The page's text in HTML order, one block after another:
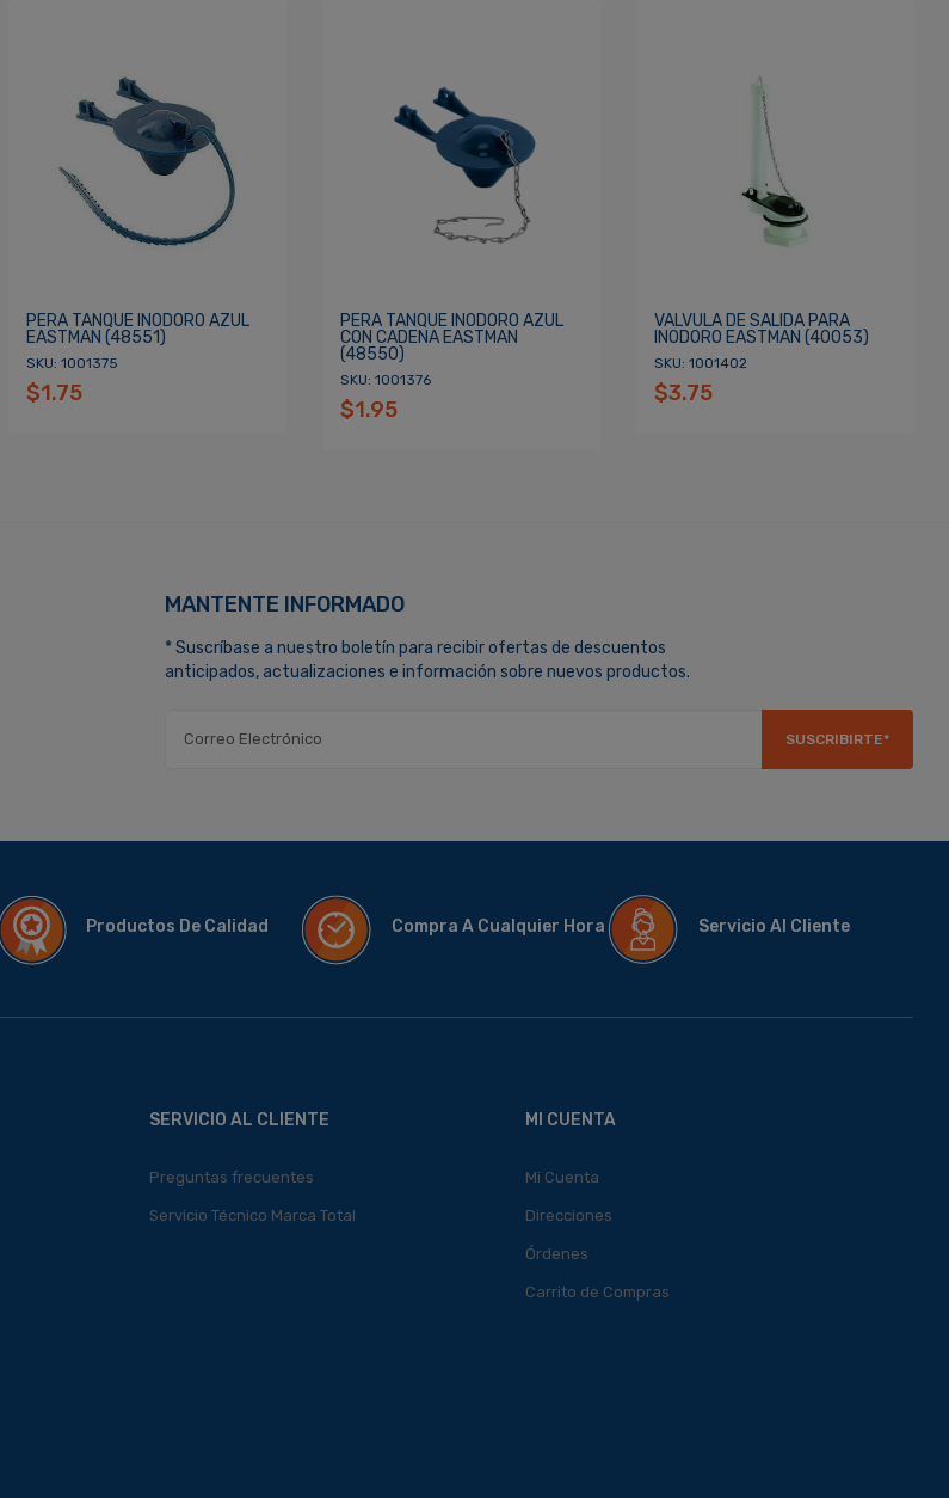
PERA TANQUE INODORO AZUL
EASTMAN (48551)
SKU: 1001375
$1.75
PERA TANQUE INODORO AZUL
CON CADENA EASTMAN
(48550)
SKU: 1001376
$1.95
VALVULA DE SALIDA PARA
INODORO EASTMAN (40053)
SKU: 1001402
$3.75
MANTENTE INFORMADO
* Suscríbase a nuestro boletín para recibir ofertas de descuentos
anticipados, actualizaciones e información sobre nuevos productos.
SUSCRIBIRTE*
Productos De Calidad Compra A Cualquier Hora Servicio Al Cliente
SERVICIO AL CLIENTE
Preguntas frecuentes
Servicio Técnico Marca Total
MI CUENTA
Mi Cuenta
Direcciones
Órdenes
Carrito de Compras